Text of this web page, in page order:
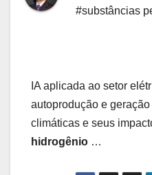
#substâncias
IA aplicada ao setor
autoprodução e
climáticas e seus
hidrogênio …